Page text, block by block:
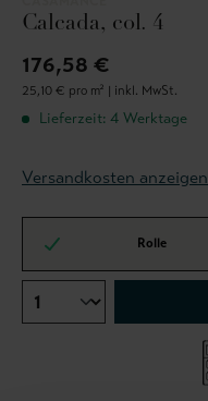
Calcada, col. 4
176,58 €
25,10 € pro m² | inkl. MwSt.
Lieferzeit: 4 Werktage
Versandkosten anzeigen
Rolle